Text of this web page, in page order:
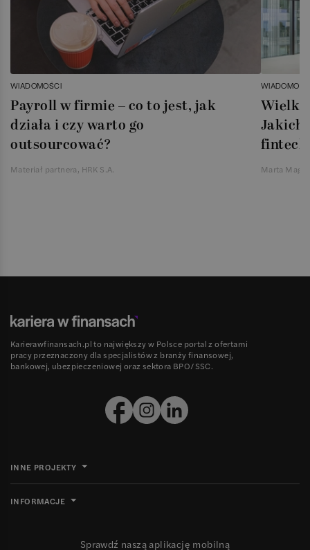
WIADOMOŚCI
Payroll w firmie – co to jest, jak
działa i czy warto go
outsourcować?
Materiał partnera, HRK S.A.
Jakich
Marta
Karierawfinansach.pl to największy w Polsce portal z ofertami
pracy przeznaczony dla specjalistów z branży finansowej,
bankowej, ubezpieczeniowej oraz sektora BPO/SSC.
INNE PROJEKTY
INFORMACJE
Sprawdź naszą aplikację mobilną